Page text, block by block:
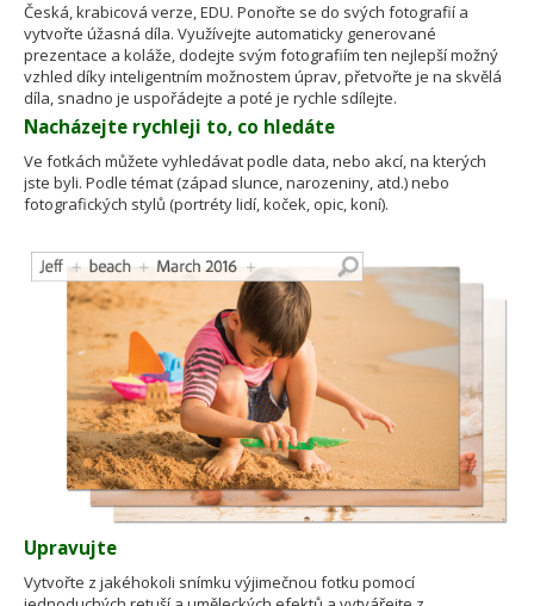
Česká, krabicová verze, EDU. Ponořte se do svých fotografií a
vytvořte úžasná díla. Využívejte automaticky generované
prezentace a koláže, dodejte svým fotografiím ten nejlepší možný
vzhled díky inteligentním možnostem úprav, přetvořte je na skvělá
díla, snadno je uspořádejte a poté je rychle sdílejte.
Nacházejte rychleji to, co hledáte
Ve fotkách můžete vyhledávat podle data, nebo akcí, na kterých
jste byli. Podle témat (západ slunce, narozeniny, atd.) nebo
fotografických stylů (portréty lidí, koček, opic, koní).
Upravujte
Vytvořte z jakéhokoli snímku výjimečnou fotku pomocí